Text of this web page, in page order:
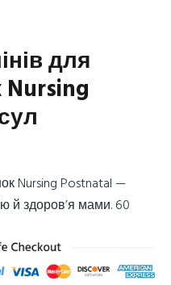
для
Nursing Postnatal —
й здоров’я мами. 60